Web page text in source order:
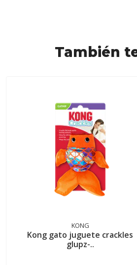
También
KONG
Kong gato juguete crackles
glupz-..